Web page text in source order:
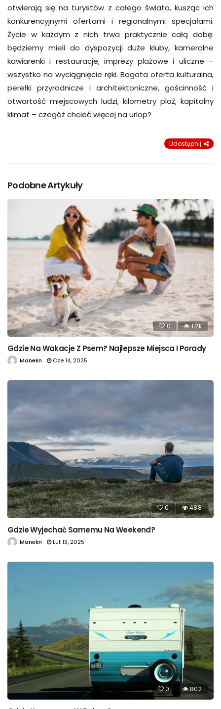
otwierają się na turystów z całego świata, kusząc ich
konkurencyjnymi ofertami i regionalnymi specjałami.
Życie w każdym z nich trwa praktycznie całą dobę:
będziemy mieli do dyspozycji duże kluby, kameralne
kawiarenki i restauracje, imprezy plażowe i uliczne –
wszystko na wyciągnięcie ręki. Bogata oferta kulturalna,
perełki przyrodnicze i architektoniczne, gościnność i
otwartość miejscowych ludzi, kilometry plaż, kapitalny
klimat – czegóż chcieć więcej na urlop?
Udostępnij
Podobne Artykuły
0 1.2k
Gdzie Na Wakacje Z Psem? Najlepsze Miejsca I Porady
Manekn Cze 14, 2025
0 488
Gdzie Wyjechać Samemu Na Weekend?
Manekn Lut 13, 2025
0 802